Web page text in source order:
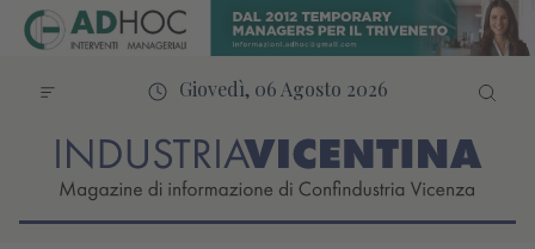
Giovedì, 06 Agosto 2026